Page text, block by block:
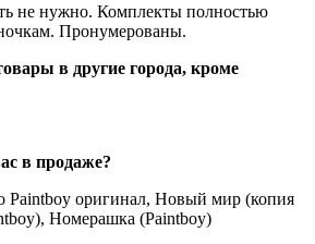
не нужно. Комплекты полностью
Пронумерованы.
в другие города, кроме
в продаже?
Paintboy оригинал, Новый мир (копия
Номерашка (Paintboy)